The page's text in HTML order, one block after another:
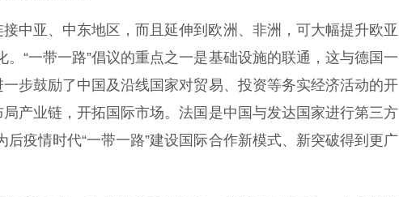
接中亚、中东地区，而且延伸到欧洲、非洲，可大幅提升欧亚
“一带一路”倡议的重点之一是基础设施的联通，这与德国一
步鼓励了中国及沿线国家对贸易、投资等务实经济活动的开
产业链，开拓国际市场。法国是中国与发达国家进行第三方
疫情时代“一带一路”建设国际合作新模式、新突破得到更广